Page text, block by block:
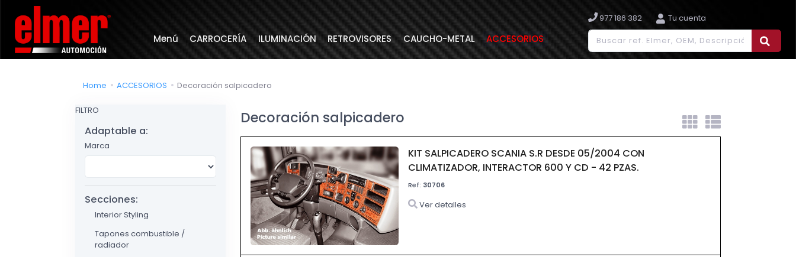
Menú CARROCERÍA ILUMINACIÓN RETROVISORES CAUCHO-METAL ACCESORIOS
977 186 382 Tu cuenta
Home ACCESORIOS Decoración salpicadero
FILTRO
Adaptable a:
Marca
Secciones:
Interior Styling
Tapones combustible /
radiador
Decoración salpicadero
KIT SALPICADERO SCANIA S.R DESDE 05/2004 CON
CLIMATIZADOR, INTERACTOR 600 Y CD - 42 PZAS.
Ref: 30706
Ver detalles